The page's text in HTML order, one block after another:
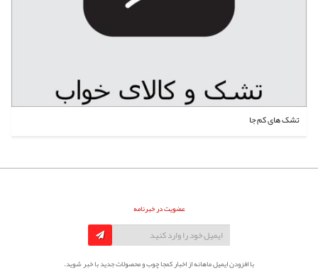
تشک های کم جا
عضویت در خبرنامه
با افزودن ایمیل ماهانه از اخبار کمجا چوب و محصولات جدید با خبر شوید.